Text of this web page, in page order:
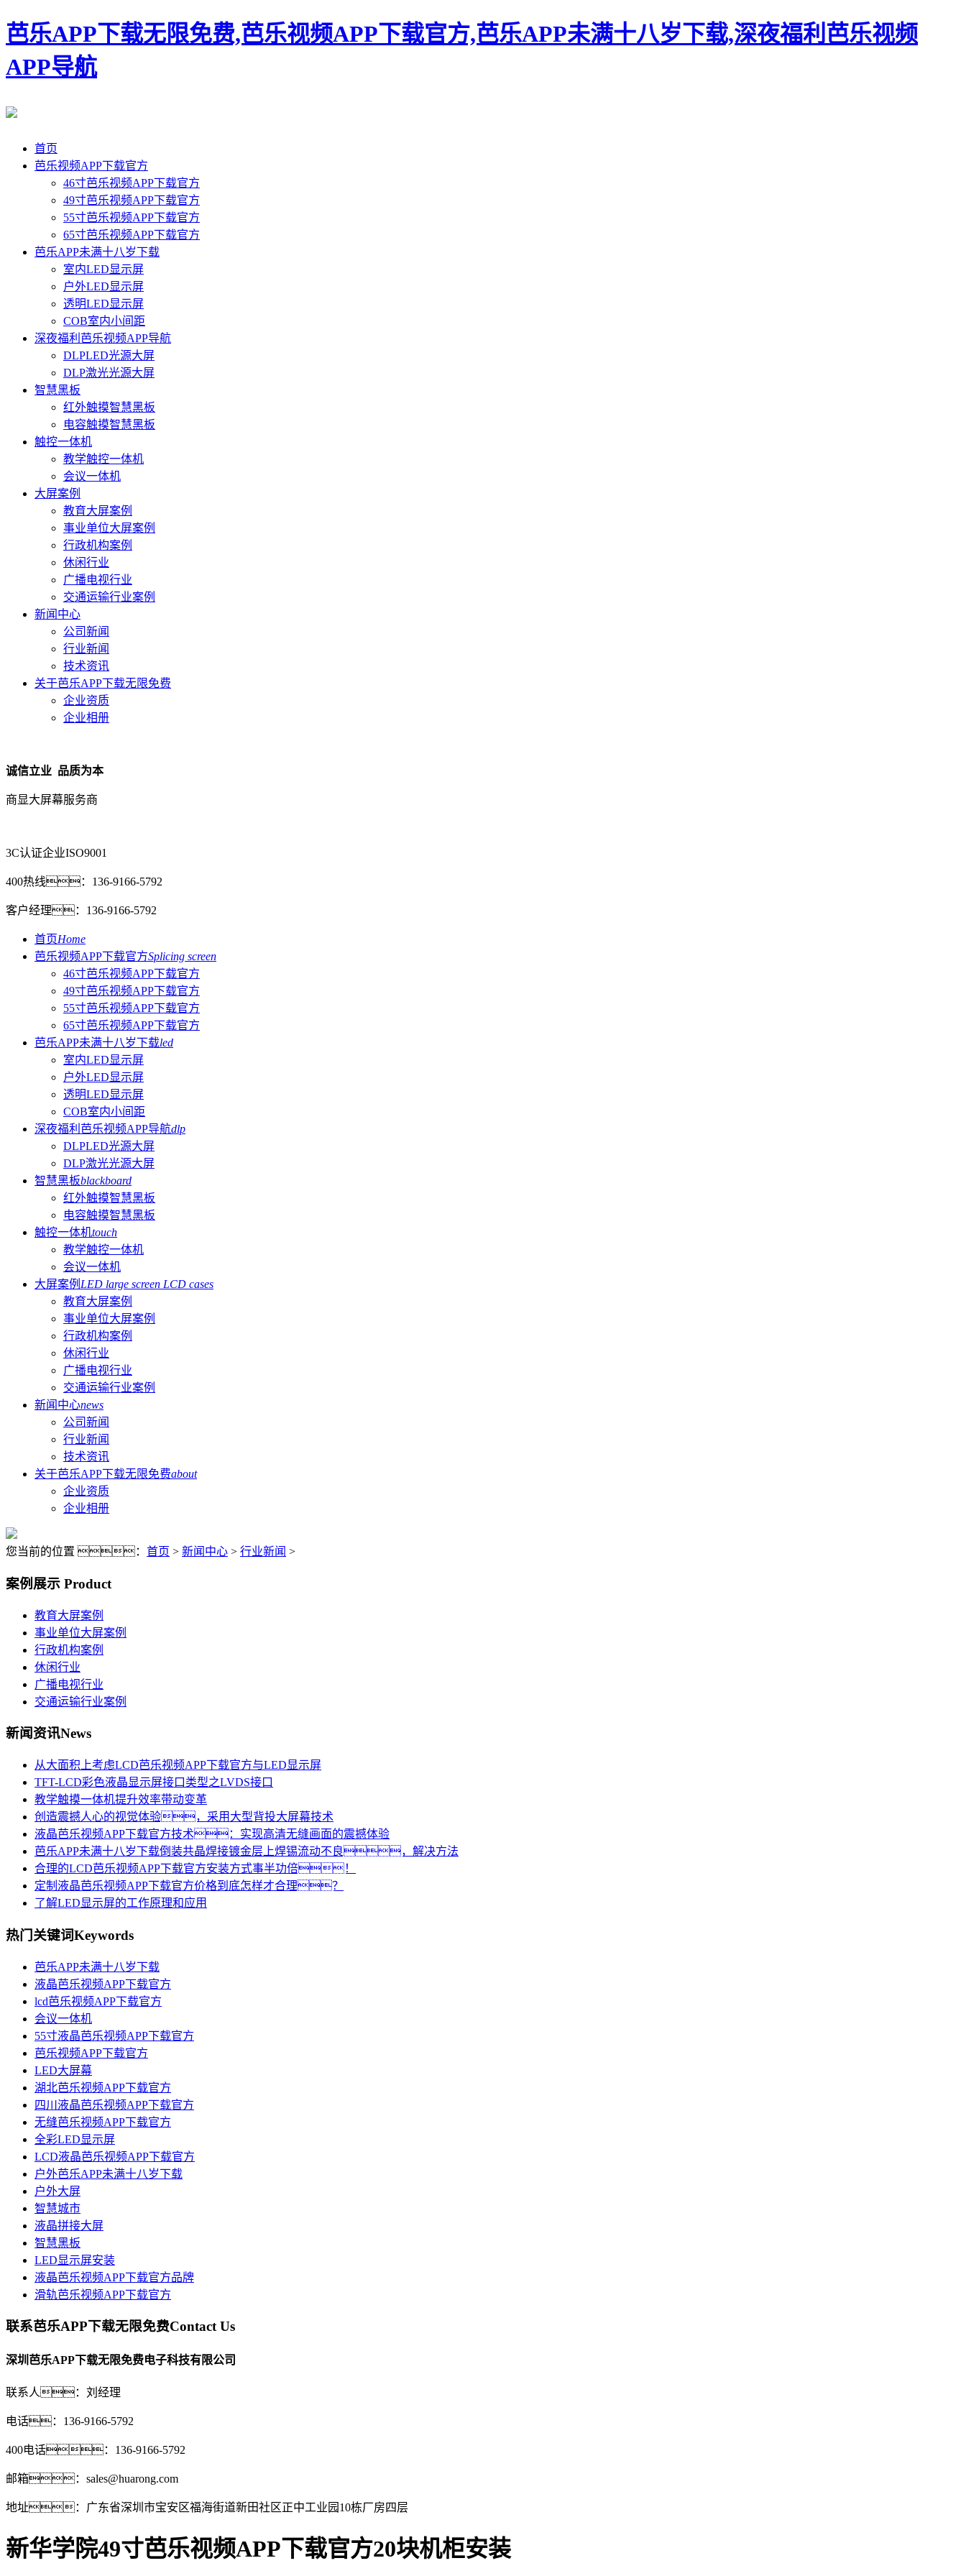
芭乐APP下载无限免费,芭乐视频APP下载官方,芭乐APP未满十八岁下载,深夜福利芭乐视频
APP导航
首页
芭乐视频APP下载官方
46寸芭乐视频APP下载官方
49寸芭乐视频APP下载官方
55寸芭乐视频APP下载官方
65寸芭乐视频APP下载官方
芭乐APP未满十八岁下载
室内LED显示屏
户外LED显示屏
透明LED显示屏
COB室内小间距
深夜福利芭乐视频APP导航
DLPLED光源大屏
DLP激光光源大屏
智慧黑板
红外触摸智慧黑板
电容触摸智慧黑板
触控一体机
教学触控一体机
会议一体机
大屏案例
教育大屏案例
事业单位大屏案例
行政机构案例
休闲行业
广播电视行业
交通运输行业案例
新闻中心
公司新闻
行业新闻
技术资讯
关于芭乐APP下载无限免费
企业资质
企业相册
诚信立业 品质为本
商显大屏幕服务商
3C认证企业ISO9001
400热线： 136-9166-5792
客户经理： 136-9166-5792
首页Home
芭乐视频APP下载官方Splicing screen
46寸芭乐视频APP下载官方
49寸芭乐视频APP下载官方
55寸芭乐视频APP下载官方
65寸芭乐视频APP下载官方
芭乐APP未满十八岁下载led
室内LED显示屏
户外LED显示屏
透明LED显示屏
COB室内小间距
深夜福利芭乐视频APP导航dlp
DLPLED光源大屏
DLP激光光源大屏
智慧黑板blackboard
红外触摸智慧黑板
电容触摸智慧黑板
触控一体机touch
教学触控一体机
会议一体机
大屏案例 LED large screen LCD cases
教育大屏案例
事业单位大屏案例
行政机构案例
休闲行业
广播电视行业
交通运输行业案例
新闻中心news
公司新闻
行业新闻
技术资讯
关于芭乐APP下载无限免费about
企业资质
企业相册
您当前的位置 ： 首页 > 新闻中心 > 行业新闻 >
案例展示 Product
教育大屏案例
事业单位大屏案例
行政机构案例
休闲行业
广播电视行业
交通运输行业案例
新闻资讯News
从大面积上考虑LCD芭乐视频APP下载官方与LED显示屏
TFT-LCD彩色液晶显示屏接口类型之LVDS接口
教学触摸一体机提升效率带动变革
创造震撼人心的视觉体验，采用大型背投大屏幕技术
液晶芭乐视频APP下载官方技术：实现高清无缝画面的震撼体验
芭乐APP未满十八岁下载倒装共晶焊接镀金层上焊锡流动不良，解决方法
合理的LCD芭乐视频APP下载官方安装方式事半功倍！
定制液晶芭乐视频APP下载官方价格到底怎样才合理？
了解LED显示屏的工作原理和应用
热门关键词Keywords
芭乐APP未满十八岁下载
液晶芭乐视频APP下载官方
lcd芭乐视频APP下载官方
会议一体机
55寸液晶芭乐视频APP下载官方
芭乐视频APP下载官方
LED大屏幕
湖北芭乐视频APP下载官方
四川液晶芭乐视频APP下载官方
无缝芭乐视频APP下载官方
全彩LED显示屏
LCD液晶芭乐视频APP下载官方
户外芭乐APP未满十八岁下载
户外大屏
智慧城市
液晶拼接大屏
智慧黑板
LED显示屏安装
液晶芭乐视频APP下载官方品牌
滑轨芭乐视频APP下载官方
联系芭乐APP下载无限免费Contact Us
深圳芭乐APP下载无限免费电子科技有限公司
联系人：刘经理
电话：136-9166-5792
400电话：136-9166-5792
邮箱：sales@huarong.com
地址：广东省深圳市宝安区福海街道新田社区正中工业园10栋厂房四层
新华学院49寸芭乐视频APP下载官方20块机柜安装